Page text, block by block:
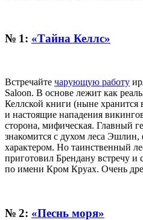
№ 1: «Тайна Келлс»
Встречайте чарующую работу
Saloon. В основе лежит как
Келлской книги (ныне
и настоящие нападения
сторона, мифическая. Главный
знакомится с духом леса
характером. Но таинственный
приготовил Брендану встречу и
по имени Кром Круах. Очень
№ 2: «Песнь моря»